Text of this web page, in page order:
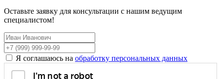
Оставьте заявку для консультации с нашим ведущим
специалистом!
Я соглашаюсь на обработку персональных данных